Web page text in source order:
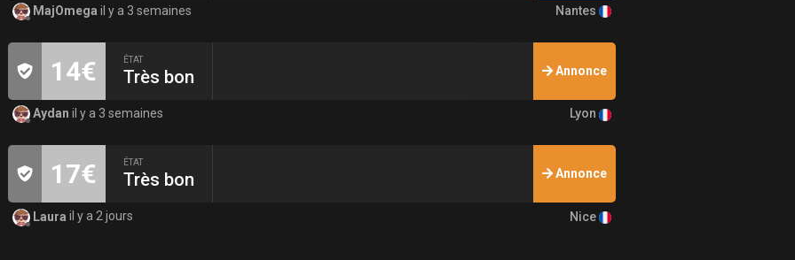
MajOmega il y a 3 semaines Nantes
14€ ÉTAT
Très bon Annonce
Aydan il y a 3 semaines Lyon
17€ ÉTAT
Très bon Annonce
Laura il y a 2 jours Nice